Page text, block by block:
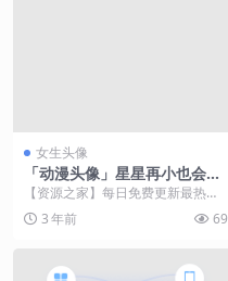
女生头像
「动漫头像」星星再小也会发
光
【资源之家】每日免费更新最热门
的副业项目资源 【资源之家】每日
免费更新最热门的副...
3 年前 69